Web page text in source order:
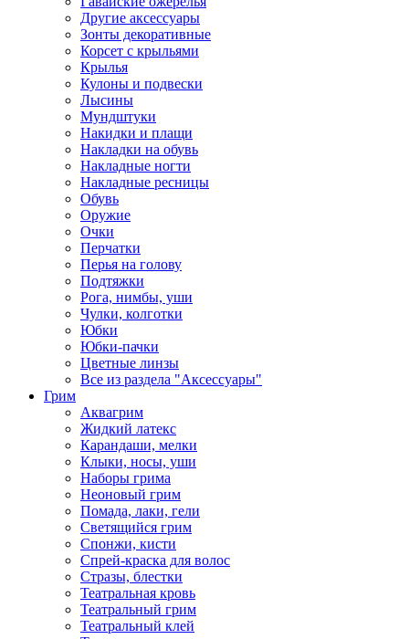
Другие аксессуары
Зонты декоративные
Корсет с крыльями
Крылья
Кулоны и подвески
Лысины
Мундштуки
Накидки и плащи
Накладки на обувь
Накладные ногти
Накладные ресницы
Обувь
Оружие
Очки
Перчатки
Перья на голову
Подтяжки
Рога, нимбы, уши
Чулки, колготки
Юбки
Юбки-пачки
Цветные линзы
Все из раздела "Аксессуары"
Грим
Аквагрим
Жидкий латекс
Карандаши, мелки
Клыки, носы, уши
Наборы грима
Неоновый грим
Помада, лаки, гели
Светящийся грим
Спонжи, кисти
Спрей-краска для волос
Стразы, блестки
Театральная кровь
Театральный грим
Театральный клей